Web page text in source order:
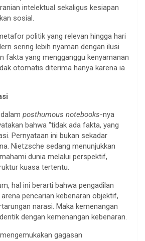
intelektual sekaligus kesiapan
sosial.
politik yang relevan hingga hari
sering lebih nyaman dengan ilusi
fakta yang mengganggu kenyamanan
otomatis diterima hanya karena ia
posthumous notebooks-nya
bahwa “tidak ada fakta, yang
Pernyataan ini bukan sekadar
Nietzsche sedang menunjukkan
dunia melalui perspektif,
kuasa tertentu.
hal ini berarti bahwa pengadilan
pencarian kebenaran objektif,
narasi. Maka kemenangan
dengan kemenangan kebenaran.
gagasan